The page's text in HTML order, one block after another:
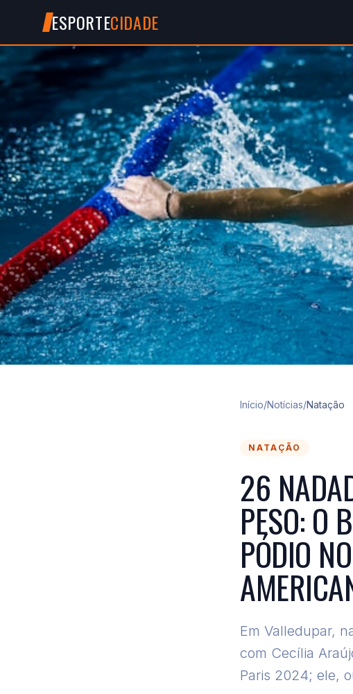
ESPORTECIDADE
Início/Notícias/Natação
NATAÇÃO
26
PESO: O
PÓDIO
Em Valledupar,
com Cecília
Paris 2024; ele,